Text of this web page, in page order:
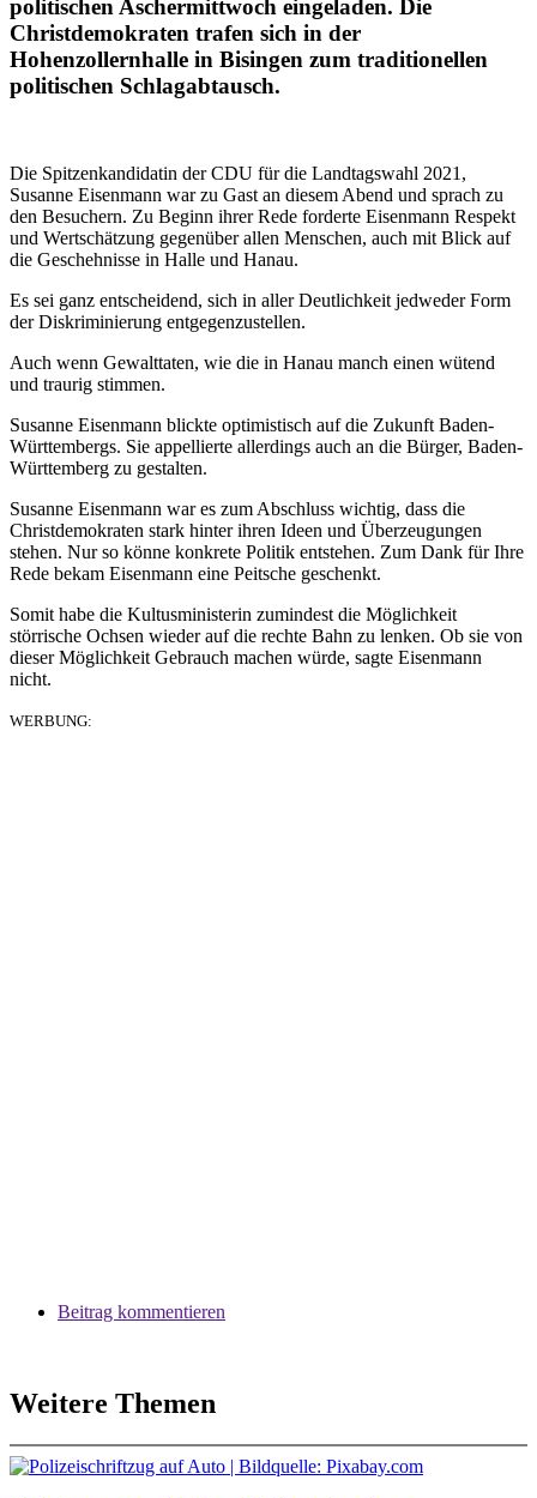
politischen Aschermittwoch eingeladen. Die
Christdemokraten trafen sich in der
Hohenzollernhalle in Bisingen zum traditionellen
politischen Schlagabtausch.
Die Spitzenkandidatin der CDU für die Landtagswahl 2021,
Susanne Eisenmann war zu Gast an diesem Abend und sprach zu
den Besuchern. Zu Beginn ihrer Rede forderte Eisenmann Respekt
und Wertschätzung gegenüber allen Menschen, auch mit Blick auf
die Geschehnisse in Halle und Hanau.
Es sei ganz entscheidend, sich in aller Deutlichkeit jedweder Form
der Diskriminierung entgegenzustellen.
Auch wenn Gewalttaten, wie die in Hanau manch einen wütend
und traurig stimmen.
Susanne Eisenmann blickte optimistisch auf die Zukunft Baden-
Württembergs. Sie appellierte allerdings auch an die Bürger, Baden-
Württemberg zu gestalten.
Susanne Eisenmann war es zum Abschluss wichtig, dass die
Christdemokraten stark hinter ihren Ideen und Überzeugungen
stehen. Nur so könne konkrete Politik entstehen. Zum Dank für Ihre
Rede bekam Eisenmann eine Peitsche geschenkt.
Somit habe die Kultusministerin zumindest die Möglichkeit
störrische Ochsen wieder auf die rechte Bahn zu lenken. Ob sie von
dieser Möglichkeit Gebrauch machen würde, sagte Eisenmann
nicht.
WERBUNG:
Beitrag kommentieren
Weitere Themen